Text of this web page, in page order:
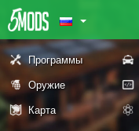
Программы
Оружие
Карта